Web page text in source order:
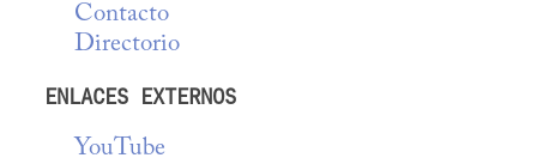
Contacto
Directorio
ENLACES EXTERNOS
YouTube